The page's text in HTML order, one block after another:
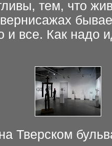
тем, что
вернисажах
и все. Как надо
Тверском